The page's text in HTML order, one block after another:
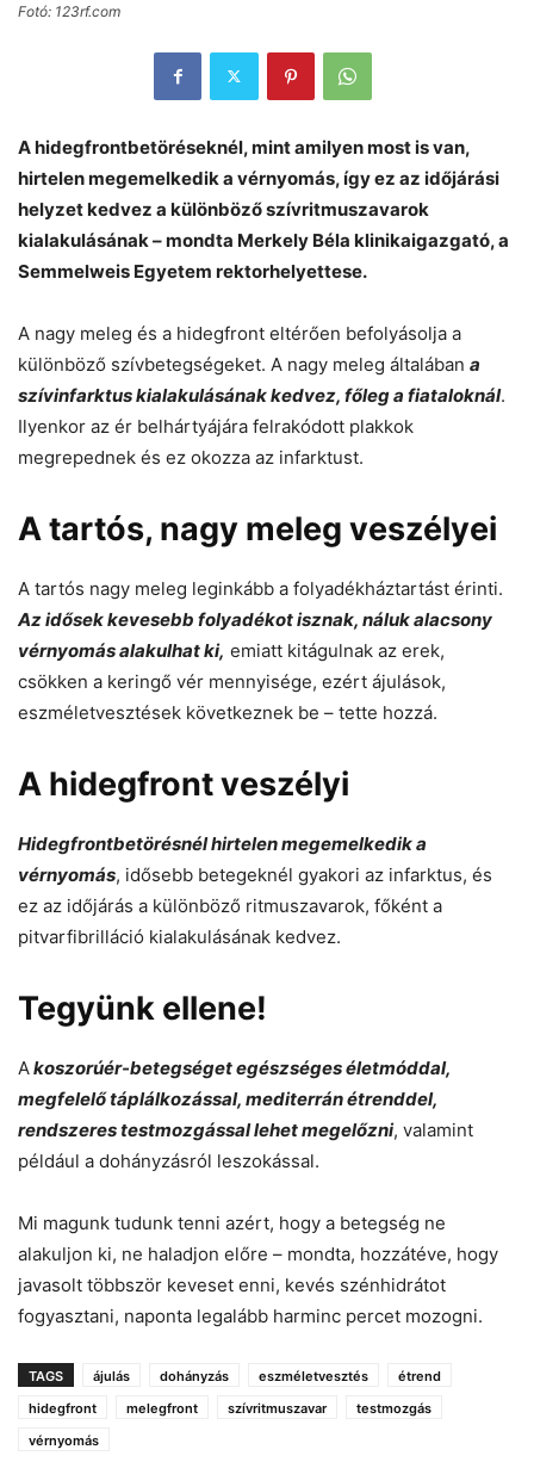
Fotó: 123rf.com
A hidegfrontbetöréseknél, mint amilyen most is van,
hirtelen megemelkedik a vérnyomás, így ez az időjárási
helyzet kedvez a különböző szívritmuszavarok
kialakulásának – mondta Merkely Béla klinikaigazgató, a
Semmelweis Egyetem rektorhelyettese.
A nagy meleg és a hidegfront eltérően befolyásolja a
különböző szívbetegségeket. A nagy meleg általában a
szívinfarktus kialakulásának kedvez, főleg a fiataloknál.
Ilyenkor az ér belhártyájára felrakódott plakkok
megrepednek és ez okozza az infarktust.
A tartós, nagy meleg veszélyei
A tartós nagy meleg leginkább a folyadékháztartást érinti.
Az idősek kevesebb folyadékot isznak, náluk alacsony
vérnyomás alakulhat ki, emiatt kitágulnak az erek,
csökken a keringő vér mennyisége, ezért ájulások,
eszméletvesztések következnek be – tette hozzá.
A hidegfront veszélyi
Hidegfrontbetörésnél hirtelen megemelkedik a
vérnyomás, idősebb betegeknél gyakori az infarktus, és
ez az időjárás a különböző ritmuszavarok, főként a
pitvarfibrilláció kialakulásának kedvez.
Tegyünk ellene!
Akoszorúér-betegséget egészséges életmóddal,
megfelelő táplálkozással, mediterrán étrenddel,
rendszeres testmozgással lehet megelőzni, valamint
például a dohányzásról leszokással.
Mi magunk tudunk tenni azért, hogy a betegség ne
alakuljon ki, ne haladjon előre – mondta, hozzátéve, hogy
javasolt többször keveset enni, kevés szénhidrátot
fogyasztani, naponta legalább harminc percet mozogni.
TAGS ájulás dohányzás eszméletvesztés
étrend
hidegfront
melegfront szívritmuszavar
testmozgás
vérnyomás